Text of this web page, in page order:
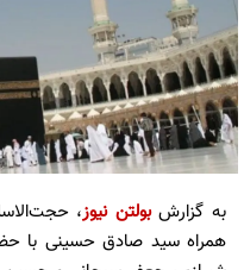
به گزارشبولتن نیوز،
همراه سید صادق حسینی با